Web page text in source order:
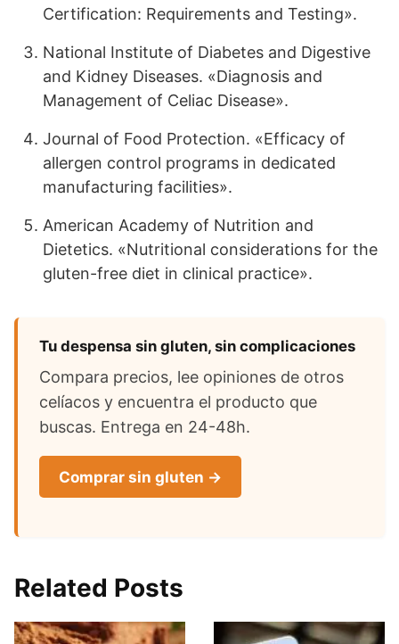
Certification: Requirements and Testing».
National Institute of Diabetes and Digestive
and Kidney Diseases. «Diagnosis and
Management of Celiac Disease».
Journal of Food Protection. «Efficacy of
allergen control programs in dedicated
manufacturing facilities».
American Academy of Nutrition and
Dietetics. «Nutritional considerations for the
gluten-free diet in clinical practice».
Tu despensa sin gluten, sin complicaciones
Compara precios, lee opiniones de otros
celíacos y encuentra el producto que
buscas. Entrega en 24-48h.
Comprar sin gluten →
Related Posts